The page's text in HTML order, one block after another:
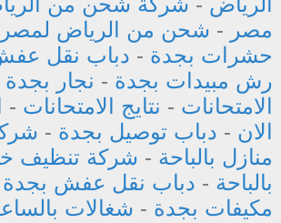
مصر - شحن من الرياض لمصر
حشرات بجدة - دباب نقل
رش مبيدات بجدة - نجار بجدة
الامتحانات - نتايج الامتحانات -
الان - دباب توصيل بجدة -
منازل بالباحة - شركة تنظيف
بالباحة - دباب نقل عفش بجدة
مكيفات بجدة - شغالات